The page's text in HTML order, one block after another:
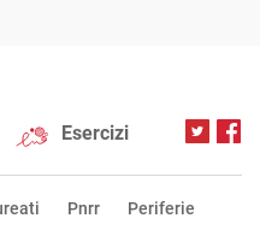
Esercizi
Pnrr Periferie